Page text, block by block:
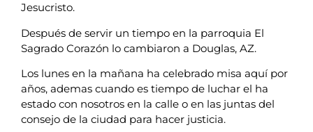
Jesucristo.
Después de servir un tiempo en la parroquia El
Sagrado Corazón lo cambiaron a Douglas, AZ.
Los lunes en la mañana ha celebrado misa aquí por
años, ademas cuando es tiempo de luchar el ha
estado con nosotros en la calle o en las juntas del
consejo de la ciudad para hacer justicia.